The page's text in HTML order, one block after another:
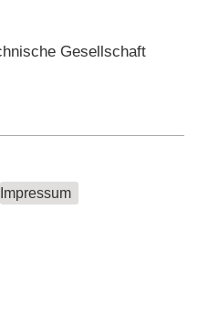
Impressum